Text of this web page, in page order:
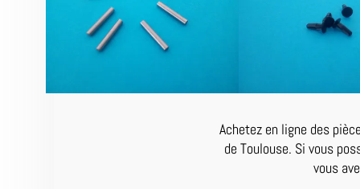
Achetez en ligne des
de Toulouse. Si vous
vous